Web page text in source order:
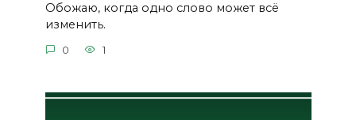
Обожаю, когда одно слово может всё
изменить.
0 1